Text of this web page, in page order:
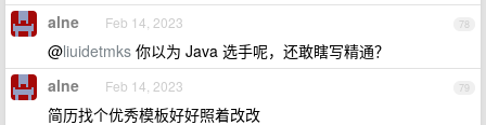
78
alne Feb 14, 2023
@liuidetmks 你以为 Java 选手呢，还敢瞎写精通？
79
alne Feb 14, 2023
简历找个优秀模板好好照着改改